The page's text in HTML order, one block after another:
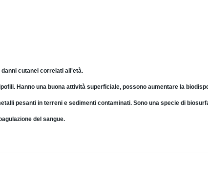
cutanei correlati all'età.
Hanno una buona attività superficiale, possono aumentare la
pesanti in terreni e sedimenti contaminati. Sono una specie di
del sangue.